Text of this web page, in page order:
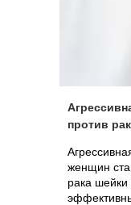
против
женщин
рака шейки